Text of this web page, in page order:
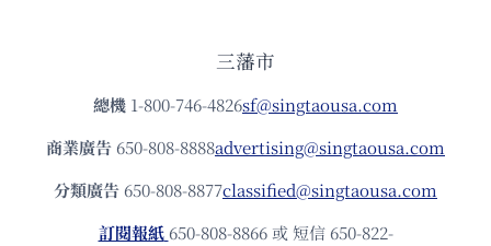
三藩市
總機 1-800-746-4826sf@singtaousa.com
商業廣告 650-808-8888advertising@singtaousa.com
分類廣告 650-808-8877classified@singtaousa.com
訂閱報紙 650-808-8866 或 短信 650-822-